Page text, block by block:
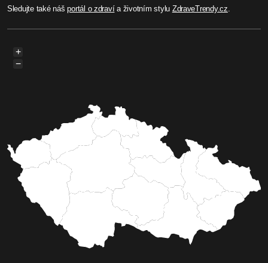
Sledujte také nášportál o zdravía životním stylu ZdraveTrendy.cz.
+
−